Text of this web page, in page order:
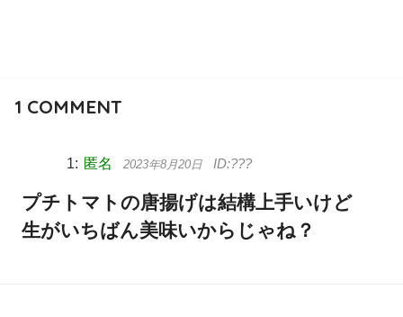
1 COMMENT
匿名 2023年8月20日
プチトマトの唐揚げは結構上手いけど
生がいちばん美味いからじゃね？